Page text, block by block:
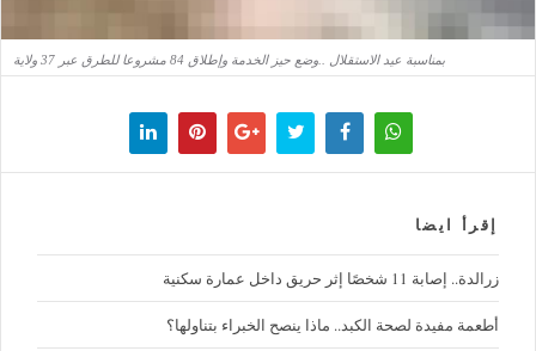
بمناسبة عيد الاستقلال ..وضع حيز الخدمة وإطلاق 84 مشروعا للطرق عبر 37 ولاية
إقرأ ايضا
زرالدة.. إصابة 11 شخصًا إثر حريق داخل عمارة سكنية
أطعمة مفيدة لصحة الكبد.. ماذا ينصح الخبراء بتناولها؟